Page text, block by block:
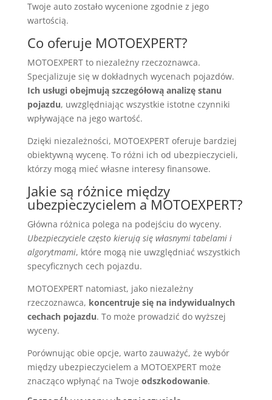
Twoje auto zostało wycenione zgodnie z jego
wartością.
Co oferuje MOTOEXPERT?
MOTOEXPERT to niezależny rzeczoznawca.
Specjalizuje się w dokładnych wycenach pojazdów.
Ich usługi obejmują szczegółową analizę stanu
pojazdu, uwzględniając wszystkie istotne czynniki
wpływające na jego wartość.
Dzięki niezależności, MOTOEXPERT oferuje bardziej
obiektywną wycenę. To różni ich od ubezpieczycieli,
którzy mogą mieć własne interesy finansowe.
Jakie są różnice między
ubezpieczycielem a MOTOEXPERT?
Główna różnica polega na podejściu do wyceny.
Ubezpieczyciele często kierują się własnymi tabelami i
algorytmami, które mogą nie uwzględniać wszystkich
specyficznych cech pojazdu.
MOTOEXPERT natomiast, jako niezależny
rzeczoznawca, koncentruje się na indywidualnych
cechach pojazdu. To może prowadzić do wyższej
wyceny.
Porównując obie opcje, warto zauważyć, że wybór
między ubezpieczycielem a MOTOEXPERT może
znacząco wpłynąć na Twoje odszkodowanie.